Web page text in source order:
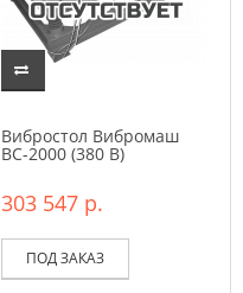
Вибростол Вибромаш
ВC-2000 (380 В)
303 547 р.
ПОД ЗАКАЗ